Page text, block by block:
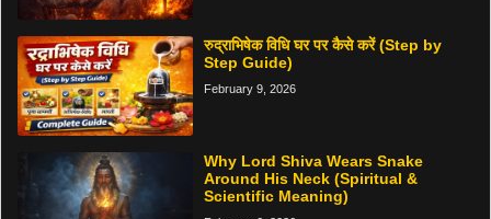
रुद्राभिषेक विधि घर पर कैसे करें (Step by
Step Guide)
February 9, 2026
Why Lord Shiva Wears Snake
Around His Neck (Spiritual &
Scientific Meaning)